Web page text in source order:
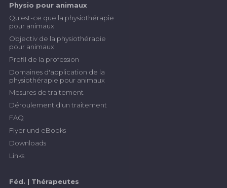
Physio pour animaux
Qu'est-ce que la physiothérapie
pour animaux
Objectiv de la physiothérapie
pour animaux
Profil de la profession
Domaines d'application de la
physiothérapie pour animaux
Mesures de traitement
Déroulement d'un traitement
FAQ
Flyer und eBooks
Downloads
Links
Féd. | Thérapeutes